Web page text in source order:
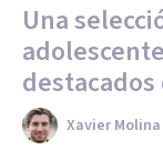
Una
Xavier Molina